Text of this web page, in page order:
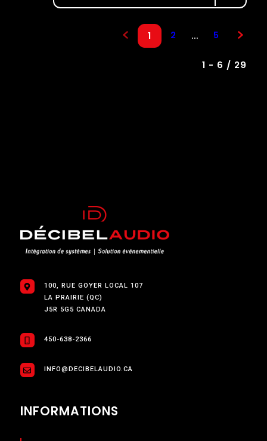
1 2 ... 5
1 - 6 / 29
100, RUE GOYER LOCAL 107
LA PRAIRIE (QC)
J5R 5G5 CANADA
450-638-2366
INFO@DECIBELAUDIO.CA
INFORMATIONS